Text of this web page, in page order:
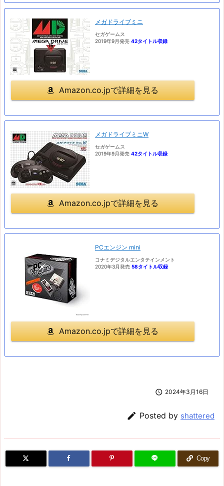
メガドライブミニ
セガゲームス
2019年9月発売 42タイトル収録
Amazon.co.jpで詳細を見る
メガドライブミニW
セガゲームス
2019年9月発売 42タイトル収録
Amazon.co.jpで詳細を見る
PCエンジン mini
コナミデジタルエンタテインメント
2020年3月発売 58タイトル収録
Amazon.co.jpで詳細を見る
 2024年3月16日
 Posted by shattered
Copy